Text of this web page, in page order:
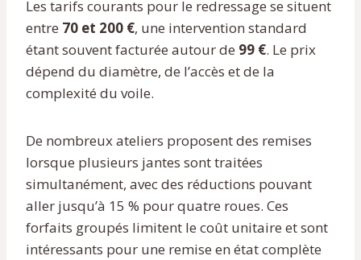
Les tarifs courants pour le redressage se situent
entre 70 et 200 €, une intervention standard
étant souvent facturée autour de 99 €. Le prix
dépend du diamètre, de l’accès et de la
complexité du voile.
De nombreux ateliers proposent des remises
lorsque plusieurs jantes sont traitées
simultanément, avec des réductions pouvant
aller jusqu’à 15 % pour quatre roues. Ces
forfaits groupés limitent le coût unitaire et sont
intéressants pour une remise en état complète